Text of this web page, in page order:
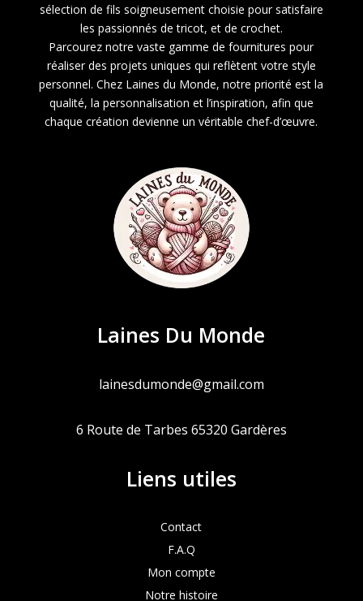
sélection de fils soigneusement choisie pour satisfaire
les passionnés de tricot, et de crochet.
Parcourez notre vaste gamme de fournitures pour
réaliser des projets uniques qui reflètent votre style
personnel. Chez Laines du Monde, notre priorité est la
qualité, la personnalisation et l’inspiration, afin que
chaque création devienne un véritable chef-d’œuvre.
Laines Du Monde
lainesdumonde@gmail.com
6 Route de Tarbes 65320 Gardères
Liens utiles
Contact
F.A.Q
Mon compte
Notre histoire